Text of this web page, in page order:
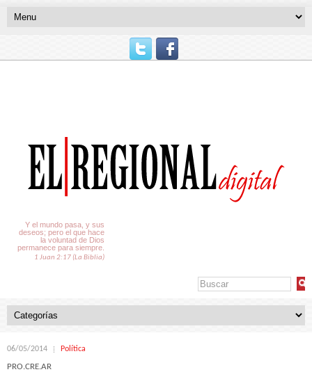
Y el mundo pasa, y sus
deseos; pero el que hace
la voluntad de Dios
permanece para siempre.
1 Juan 2:17 (La Biblia)
06/05/2014 Política
PRO.CRE.AR